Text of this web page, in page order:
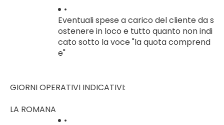
Eventuali spese a carico del cliente da s
ostenere in loco e tutto quanto non indi
cato sotto la voce "la quota comprend
e"
GIORNI OPERATIVI INDICATIVI:
LA ROMANA